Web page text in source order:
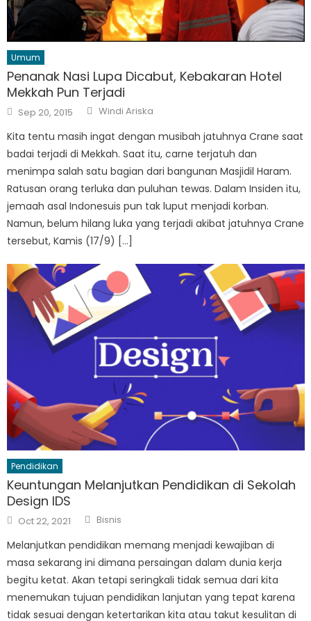
Umum
Penanak Nasi Lupa Dicabut, Kebakaran Hotel
Mekkah Pun Terjadi
Posted
on
Sep 20, 2015 Author
Windi Ariska
Kita tentu masih ingat dengan musibah jatuhnya Crane saat
badai terjadi di Mekkah. Saat itu, carne terjatuh dan
menimpa salah satu bagian dari bangunan Masjidil Haram.
Ratusan orang terluka dan puluhan tewas. Dalam Insiden itu,
jemaah asal Indonesuis pun tak luput menjadi korban.
Namun, belum hilang luka yang terjadi akibat jatuhnya Crane
tersebut, Kamis (17/9) […]
Pendidikan
Keuntungan Melanjutkan Pendidikan di Sekolah
Design IDS
Posted
on
Oct 22, 2021 Author
Bisnis
Melanjutkan pendidikan memang menjadi kewajiban di
masa sekarang ini dimana persaingan dalam dunia kerja
begitu ketat. Akan tetapi seringkali tidak semua dari kita
menemukan tujuan pendidikan lanjutan yang tepat karena
tidak sesuai dengan ketertarikan kita atau takut kesulitan di